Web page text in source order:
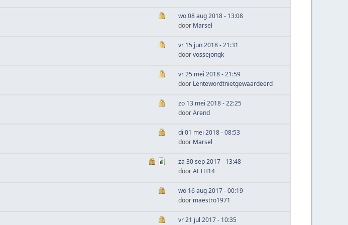
wo 08 aug 2018 - 13:08
door Marsel
vr 15 jun 2018 - 21:31
doorvossejongk
vr 25 mei 2018 - 21:59
door Lentewordtnietgewaardeerd
zo 13 mei 2018 - 22:25
doorArend
di 01 mei 2018 - 08:53
door Marsel
za 30 sep 2017 - 13:48
doorAFTH14
wo 16 aug 2017 - 00:19
door maestro1971
vr 21 jul 2017 - 10:35